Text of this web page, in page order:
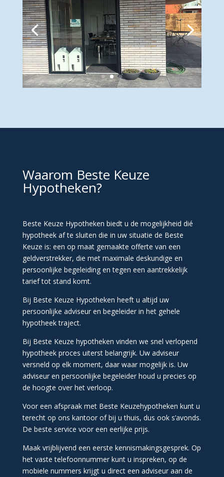
Bereken uw maximale
hypotheeksom
Bereken
Waarom Beste Keuze
Hypotheken?
Beste Keuze Hypotheken biedt u de mogelijkheid dié
hypotheek af te sluiten die in uw situatie de Beste
Keuze is: een op maat gemaakte offerte van een
geldverstrekker, die met maximale deskundige en
persoonlijke begeleiding en tegen een aantrekkelijk
tarief tot stand komt.
Bij Beste Keuze Hypotheken heeft u altijd uw
persoonlijke adviseur en begeleider in het gehele
hypotheek traject.
Bij Beste Keuze hypotheken vinden we snel verlopend
hypotheek proces uiterst belangrijk. Uw adviseur
versneld op elk moment, daar waar mogelijk is. Uw
adviseur en persoonlijke begeleider houd u precies op
de hoogte over het verloop.
Voor een afspraak met Beste Keuzehypotheken kunt u
terecht op ons kantoor of bij u thuis, dus ook s’avonds.
De beste service voor een eerlijke prijs.
Maak vrijblijvend een eerste kennismakingsgesprek. Op
het vaste telefoonnummer kunt u inspreken, op de
mobiele nummers krijgt u direct een adviseur aan de